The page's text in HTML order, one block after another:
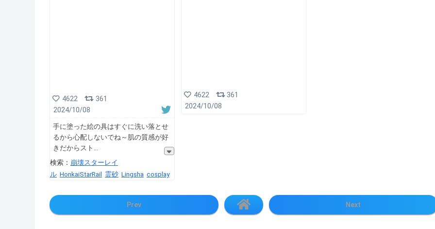
4622
361
2024/10/08
手に塗った絵の具はすぐに洗い落とせ
るから心配しないでね～肌の質感が好
きだからスト
検索： 崩壊スターレイ
ル HonkaiStarRail 霊砂 Lingsha cosplay
4622
361
2024/10/08
Prev Next